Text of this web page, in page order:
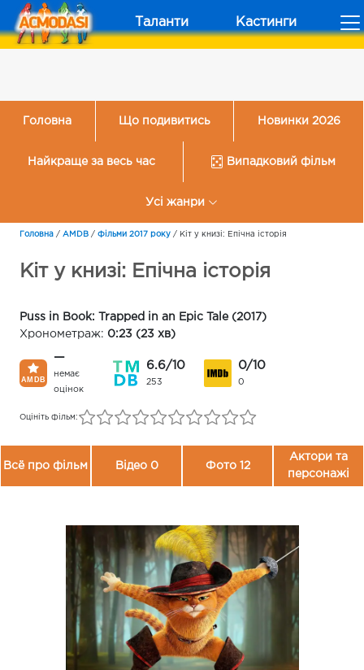
Таланти Кастинги
Головна Що подивитись Новинки 2026
Найкраще за весь час Випадковий фільм
Усі жанри
Головна / AMDB / Фільми 2017 року / Кіт у книзі: Епічна історія
Кіт у книзі: Епічна історія
Puss in Book: Trapped in an Epic Tale (2017)
Хронометраж: 0:23 (23 хв)
—
немає
оцінок
6.6/10
253
0/10
0
Оцініть фільм:
Всё про фільм Відео 0 Фото 12
Актори та
персонажі